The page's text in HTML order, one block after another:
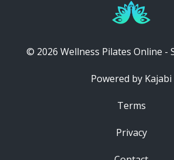
© 2026 Wellness Pilates Online -
Powered by Kajabi
Terms
Privacy